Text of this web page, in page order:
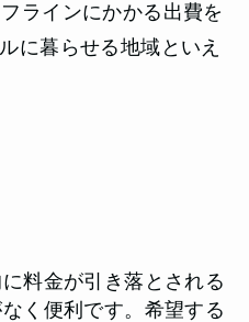
ラインにかかる出費を
に暮らせる地域といえ
料金が引き落とされる
く便利です。希望する